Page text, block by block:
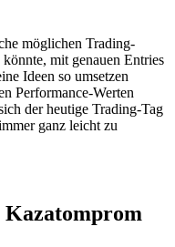
möglichen Trading-
mit genauen Entries
Ideen so umsetzen
Performance-Werten
der heutige Trading-Tag
ganz leicht zu